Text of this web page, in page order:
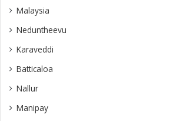
Malaysia
Neduntheevu
Karaveddi
Batticaloa
Nallur
Manipay